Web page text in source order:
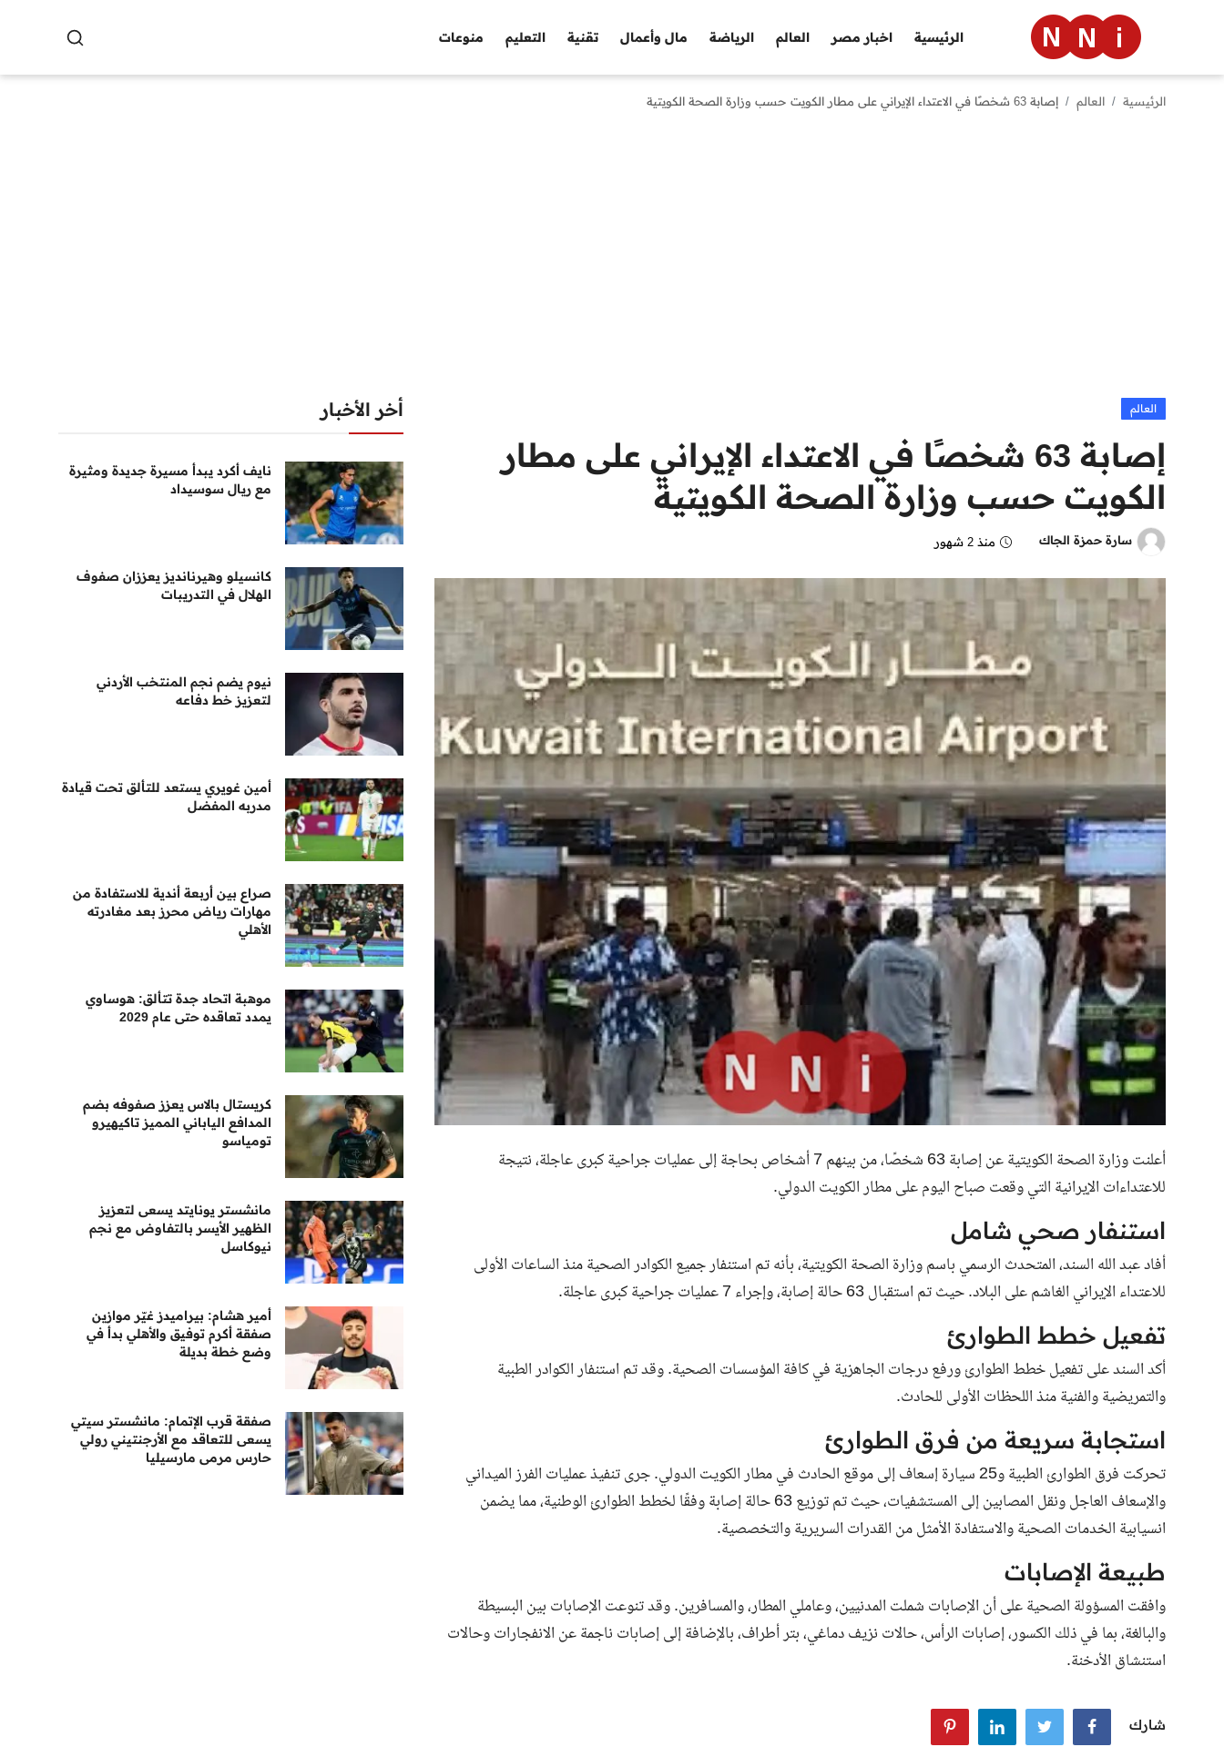
الرئيسية اخبار مصر العالم الرياضة مال وأعمال تقنية التعليم منوعات
منوعات
الرئيسية العالم إصابة 63 شخصًا في الاعتداء الإيراني على مطار الكويت حسب وزارة الصحة الكويتية
العالم
إصابة 63 شخصًا في الاعتداء الإيراني على مطار
الكويت حسب وزارة الصحة الكويتية
سارة حمزة الجاك منذ 2 شهور
أعلنت وزارة الصحة الكويتية عن إصابة 63 شخصًا، من بينهم 7 أشخاص بحاجة إلى عمليات جراحية كبرى عاجلة، نتيجة
للاعتداءات الإيرانية التي وقعت صباح اليوم على مطار الكويت الدولي.
استنفار صحي شامل
أفاد عبد الله السند، المتحدث الرسمي باسم وزارة الصحة الكويتية، بأنه تم استنفار جميع الكوادر الصحية منذ الساعات الأولى
للاعتداء الإيراني الغاشم على البلاد. حيث تم استقبال 63 حالة إصابة، وإجراء 7 عمليات جراحية كبرى عاجلة.
تفعيل خطط الطوارئ
أكد السند على تفعيل خطط الطوارئ ورفع درجات الجاهزية في كافة المؤسسات الصحية. وقد تم استنفار الكوادر الطبية
والتمريضية والفنية منذ اللحظات الأولى للحادث.
استجابة سريعة من فرق الطوارئ
تحركت فرق الطوارئ الطبية و25 سيارة إسعاف إلى موقع الحادث في مطار الكويت الدولي. جرى تنفيذ عمليات الفرز الميداني
والإسعاف العاجل ونقل المصابين إلى المستشفيات، حيث تم توزيع 63 حالة إصابة وفقًا لخطط الطوارئ الوطنية، مما يضمن
انسيابية الخدمات الصحية والاستفادة الأمثل من القدرات السريرية والتخصصية.
طبيعة الإصابات
وافقت المسؤولة الصحية على أن الإصابات شملت المدنيين، وعاملي المطار، والمسافرين. وقد تنوعت الإصابات بين البسيطة
والبالغة، بما في ذلك الكسور، إصابات الرأس، حالات نزيف دماغي، بتر أطراف، بالإضافة إلى إصابات ناجمة عن الانفجارات وحالات
استنشاق الأدخنة.
شارك
أخر الأخبار
نايف أكرد يبدأ مسيرة جديدة ومثيرة
مع ريال سوسيداد
كانسيلو وهيرنانديز يعززان صفوف
الهلال في التدريبات
نيوم يضم نجم المنتخب الأردني
لتعزيز خط دفاعه
أمين غويري يستعد للتألق تحت قيادة
مدربه المفضل
صراع بين أربعة أندية للاستفادة من
مهارات رياض محرز بعد مغادرته
الأهلي
موهبة اتحاد جدة تتألق: هوساوي
يمدد تعاقده حتى عام 2029
كريستال بالاس يعزز صفوفه بضم
المدافع الياباني المميز تاكيهيرو
تومياسو
مانشستر يونايتد يسعى لتعزيز
الظهير الأيسر بالتفاوض مع نجم
نيوكاسل
أمير هشام: بيراميدز غيّر موازين
صفقة أكرم توفيق والأهلي بدأ في
وضع خطة بديلة
صفقة قرب الإتمام: مانشستر سيتي
يسعى للتعاقد مع الأرجنتيني رولي
حارس مرمى مارسيليا